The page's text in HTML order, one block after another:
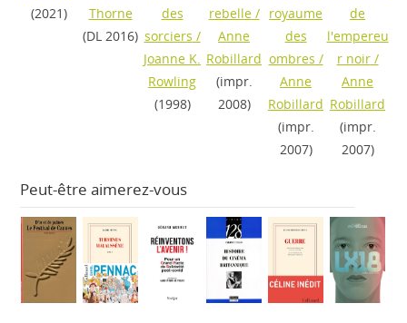
(2021)
Thorne
(DL 2016)
des
sorciers /
Joanne K.
Rowling
(1998)
rebelle/
Anne
Robillard
(impr.
2008)
royaume
des
ombres /
Anne
Robillard
(impr.
2007)
de
l'empereu
r noir/
Anne
Robillard
(impr.
2007)
Peut-être aimerez-vous